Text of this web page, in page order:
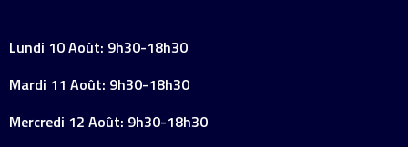
Lundi 10 Août: 9h30-18h30
Mardi 11 Août: 9h30-18h30
Mercredi 12 Août: 9h30-18h30